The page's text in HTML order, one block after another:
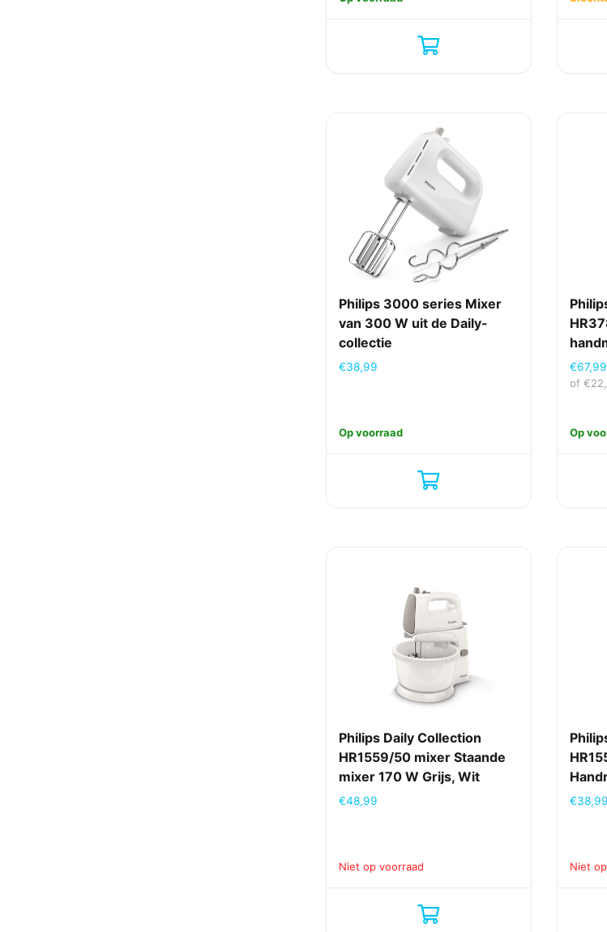
Philips 3000 series Mixer
van 300 W uit de Daily-
collectie
€38,99
Op voorraad
€67,99
of€
Op
Philips Daily Collection
HR1559/50 mixer Staande
mixer 170 W Grijs, Wit
€48,99
Niet op voorraad
€38,99
Niet